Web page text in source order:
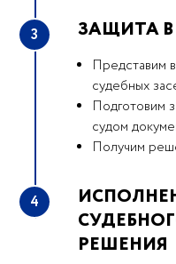
3 ЗАЩИТА В
Представим
судебных
Подготовим
судом
Получим
4
РЕШЕНИЯ